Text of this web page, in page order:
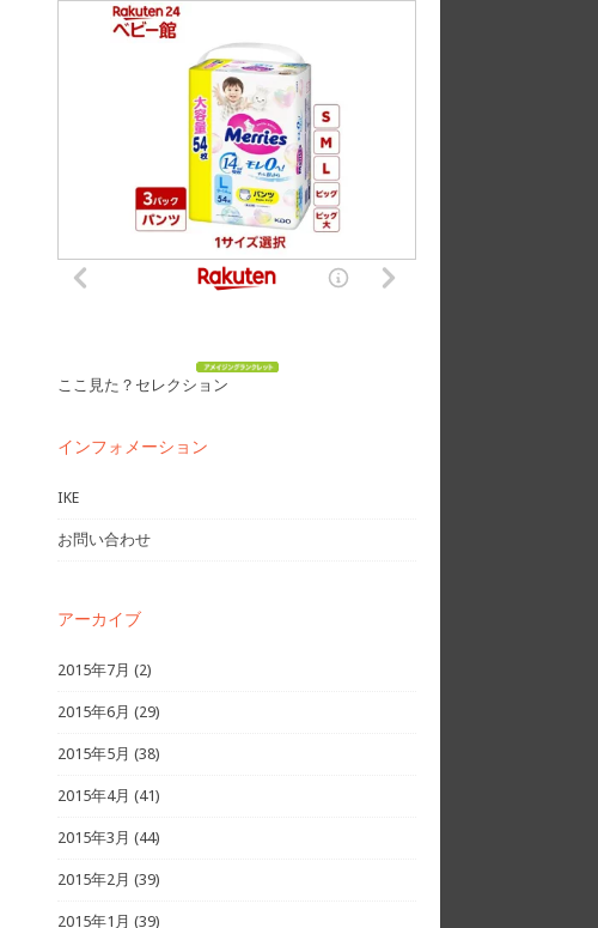
ここ見た？セレクション
インフォメーション
IKE
お問い合わせ
アーカイブ
2015年7月 (2)
2015年6月 (29)
2015年5月 (38)
2015年4月 (41)
2015年3月 (44)
2015年2月 (39)
2015年1月 (39)